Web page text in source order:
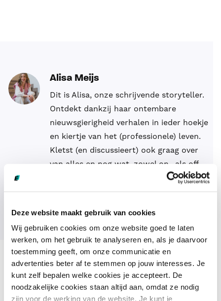
Deze website maakt gebruik van cookies
Wij gebruiken cookies om onze website goed te laten
werken, om het gebruik te analyseren en, als je daarvoor
toestemming geeft, om onze communicatie en
advertenties beter af te stemmen op jouw interesses. Je
kunt zelf bepalen welke cookies je accepteert. De
noodzakelijke cookies staan altijd aan, omdat ze nodig
zijn voor de werking van de website. Je kunt je
Alisa Meijs
Dit is Alisa, onze schrijvende storyteller.
Ontdekt dankzij haar ontembare
nieuwsgierigheid verhalen in ieder hoekje
en kiertje van het (professionele) leven.
Kletst (en discussieert) ook graag over
van alles en nog wat, zowel on- als off-
Dit vind je misschien ook